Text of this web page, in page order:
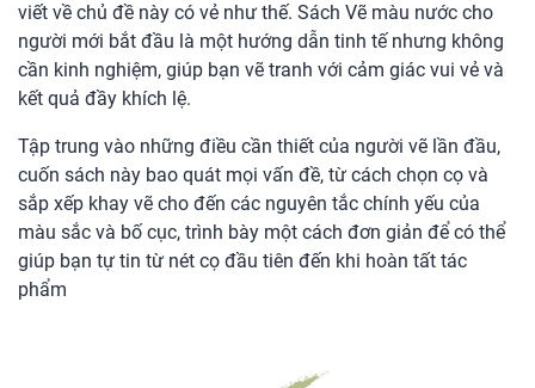
viết về chủ đề này có vẻ như thế. Sách Vẽ màu nước cho
người mới bắt đầu là một hướng dẫn tinh tế nhưng không
cần kinh nghiệm, giúp bạn vẽ tranh với cảm giác vui vẻ và
kết quả đầy khích lệ.
Tập trung vào những điều cần thiết của người vẽ lần đầu,
cuốn sách này bao quát mọi vấn đề, từ cách chọn cọ và
sắp xếp khay vẽ cho đến các nguyên tắc chính yếu của
màu sắc và bố cục, trình bày một cách đơn giản để có thể
giúp bạn tự tin từ nét cọ đầu tiên đến khi hoàn tất tác
phẩm